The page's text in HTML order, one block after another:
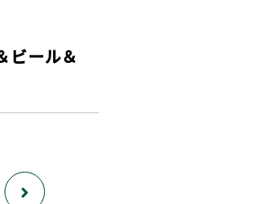
ビール＆